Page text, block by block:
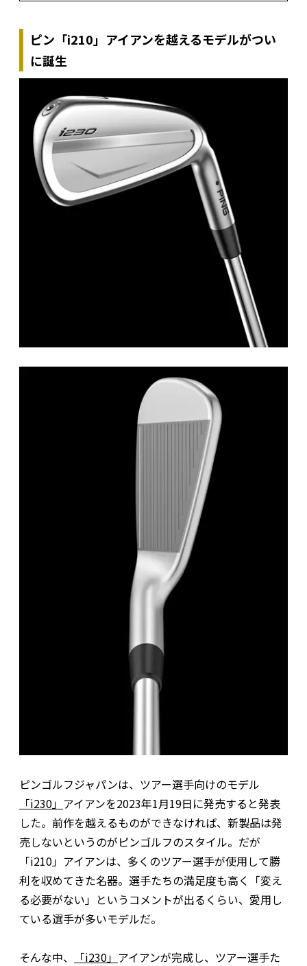
ピン「i210」アイアンを越えるモデルがつい
に誕生
ピンゴルフジャパンは、ツアー選手向けのモデル
「i230」 アイアンを2023年1月19日に発売すると発表
した。前作を越えるものができなければ、新製品は発
売しないというのがピンゴルフのスタイル。だが
「i210」アイアンは、多くのツアー選手が使用して勝
利を収めてきた名器。選手たちの満足度も高く「変え
る必要がない」というコメントが出るくらい、愛用し
ている選手が多いモデルだ。
そんな中、 「i230」 アイアンが完成し、ツアー選手た